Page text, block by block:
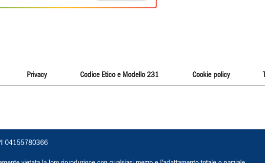
Privacy Codice Etico e Modello 231 Cookie policy
04155780366